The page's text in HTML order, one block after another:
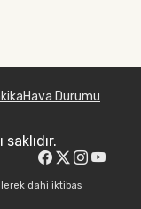
Hava Durumu
dahi iktibas